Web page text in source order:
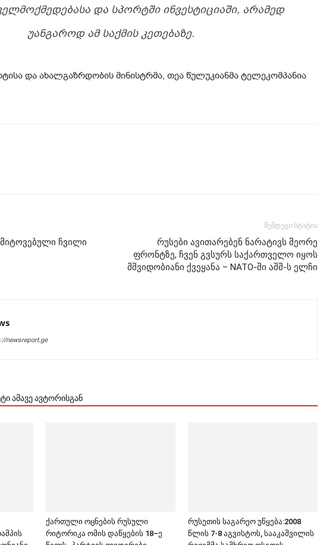
ᲓᲐ ᲡᲞᲝᲠᲢᲨᲘ ᲘᲜᲕᲔᲡᲢᲘᲪᲘᲐᲨᲘ, ᲐᲠᲐᲛᲔᲓ
ᲣᲐᲜᲒᲐᲠᲝᲓ ᲐᲛ ᲡᲐᲥᲛᲘᲡ ᲙᲔᲗᲔᲑᲐᲖᲔ.
და ახალგაზრდობის მინისტრმა, თეა წულუკიანმა ტელეკომპანია
ჩვილი
შემდეგი სტატია
რუსები ავითარებენ ნარატივს მეორე
ფრონტზე, ჩვენ გვსურს საქართველო იყოს
მშვიდობიანი ქვეყანა – NATO-ში აშშ-ს ელჩი
newsreport.ge
ამავე ავტორისგან
ქართული ოცნების რუსული
რიტორიკა ომის დაწყების 18–ე
რუსეთის საგარეო უწყება:2008
წლის 7-8 აგვისტოს, სააკაშვილის